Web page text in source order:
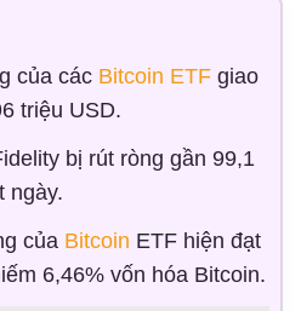
của các Bitcoin ETFgiao
triệu USD.
bị rút ròng gần 99,1
ngày.
của Bitcoin ETF hiện đạt
6,46% vốn hóa Bitcoin.